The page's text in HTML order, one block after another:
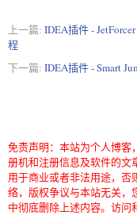
上一篇: IDEA插件 -
程
下一篇: IDEA插件 - Smart
免责声明：本站为个人博客
册机和注册信息及软件的文
用于商业或者非法用途，否
络，版权争议与本站无关，
中彻底删除上述内容。访问